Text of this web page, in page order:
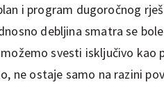
i program dugoročnog
debljina smatra se
svesti isključivo kao
ne ostaje samo na razini